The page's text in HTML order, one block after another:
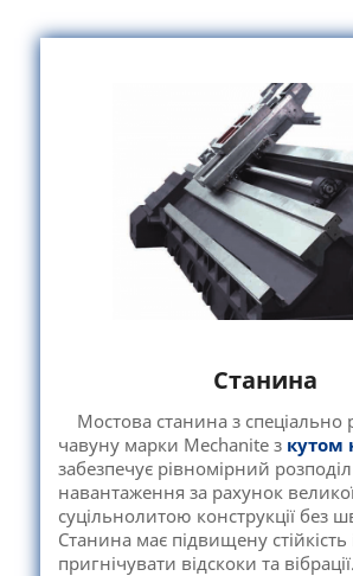
Станина
Мостова станина з спеціально
чавуну марки Mechanite з кутом
забезпечує рівномірний розподіл
навантаження за рахунок
суцільнолитою конструкції без
Станина має підвищену стійкість
пригнічувати відскоки та вібрації.